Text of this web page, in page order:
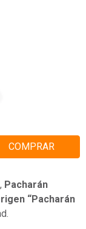
COMPRAR
Pacharán
“Pacharán